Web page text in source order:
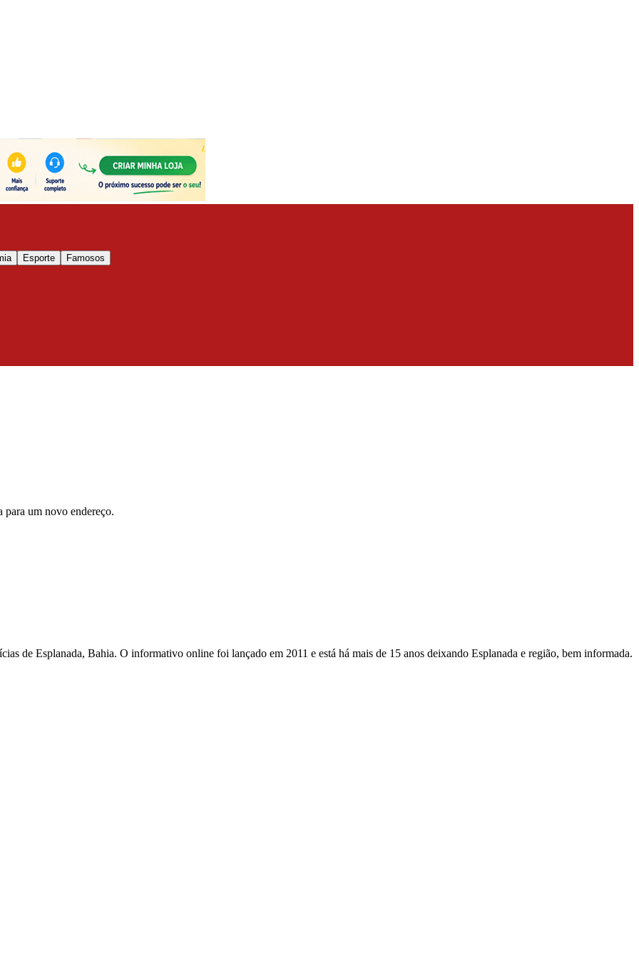
Esporte Famosos
para um novo endereço.
de Esplanada, Bahia. O informativo online foi lançado em 2011 e está há mais de 15 anos deixando Esplanada e região, bem informada.